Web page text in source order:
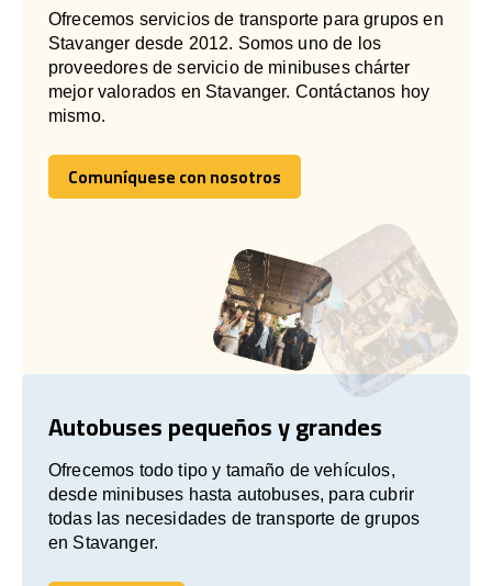
Ofrecemos servicios de transporte para grupos en
Stavanger desde 2012. Somos uno de los
proveedores de servicio de minibuses chárter
mejor valorados en Stavanger. Contáctanos hoy
mismo.
Comuníquese con nosotros
Comuníquese con nosotros
Autobuses pequeños y grandes
Ofrecemos todo tipo y tamaño de vehículos,
desde minibuses hasta autobuses, para cubrir
todas las necesidades de transporte de grupos
en Stavanger.